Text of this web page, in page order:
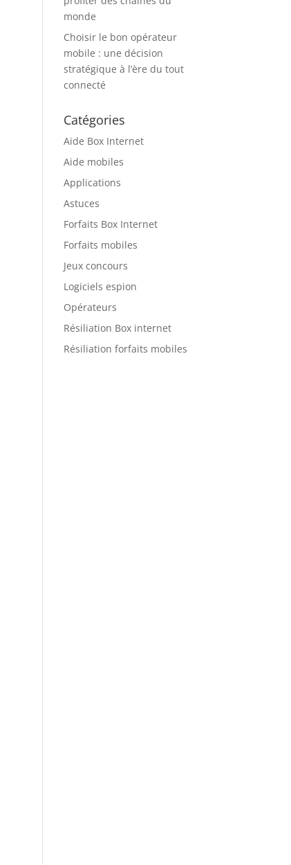
monde
Choisir le bon opérateur
mobile : une décision
stratégique à l’ère du tout
connecté
Catégories
Aide Box Internet
Aide mobiles
Applications
Astuces
Forfaits Box Internet
Forfaits mobiles
Jeux concours
Logiciels espion
Opérateurs
Résiliation Box internet
Résiliation forfaits mobiles